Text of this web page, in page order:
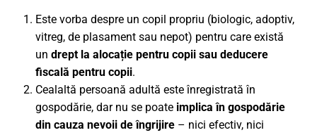
Este vorba despre un copil propriu (biologic, adoptiv,
vitreg, de plasament sau nepot) pentru care există
un drept la alocație pentru copii sau deducere
fiscală pentru copii.
Cealaltă persoană adultă este înregistrată în
gospodărie, dar nu se poate implica în gospodărie
din cauza nevoii de îngrijire – nici efectiv, nici